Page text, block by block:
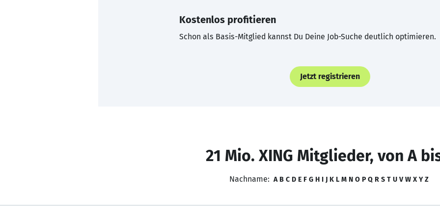
Kostenlos profitieren
Schon als Basis-Mitglied kannst Du Deine Job-Suche deutlich optimieren.
Jetzt registrieren
21 Mio. XING Mitglieder, von A
Nachname: A B C D E F G H I J K L M N O P Q R S T U V W X Y Z